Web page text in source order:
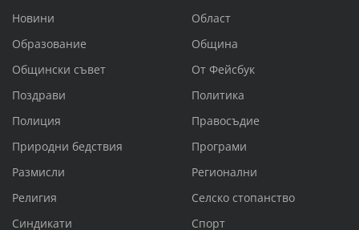
Новини
Област
Образование
Община
Общински съвет
От Фейсбук
Поздрави
Политика
Полиция
Правосъдие
Природни бедствия
Програми
Размисли
Регионални
Религия
Селско стопанство
Синдикати
Спорт